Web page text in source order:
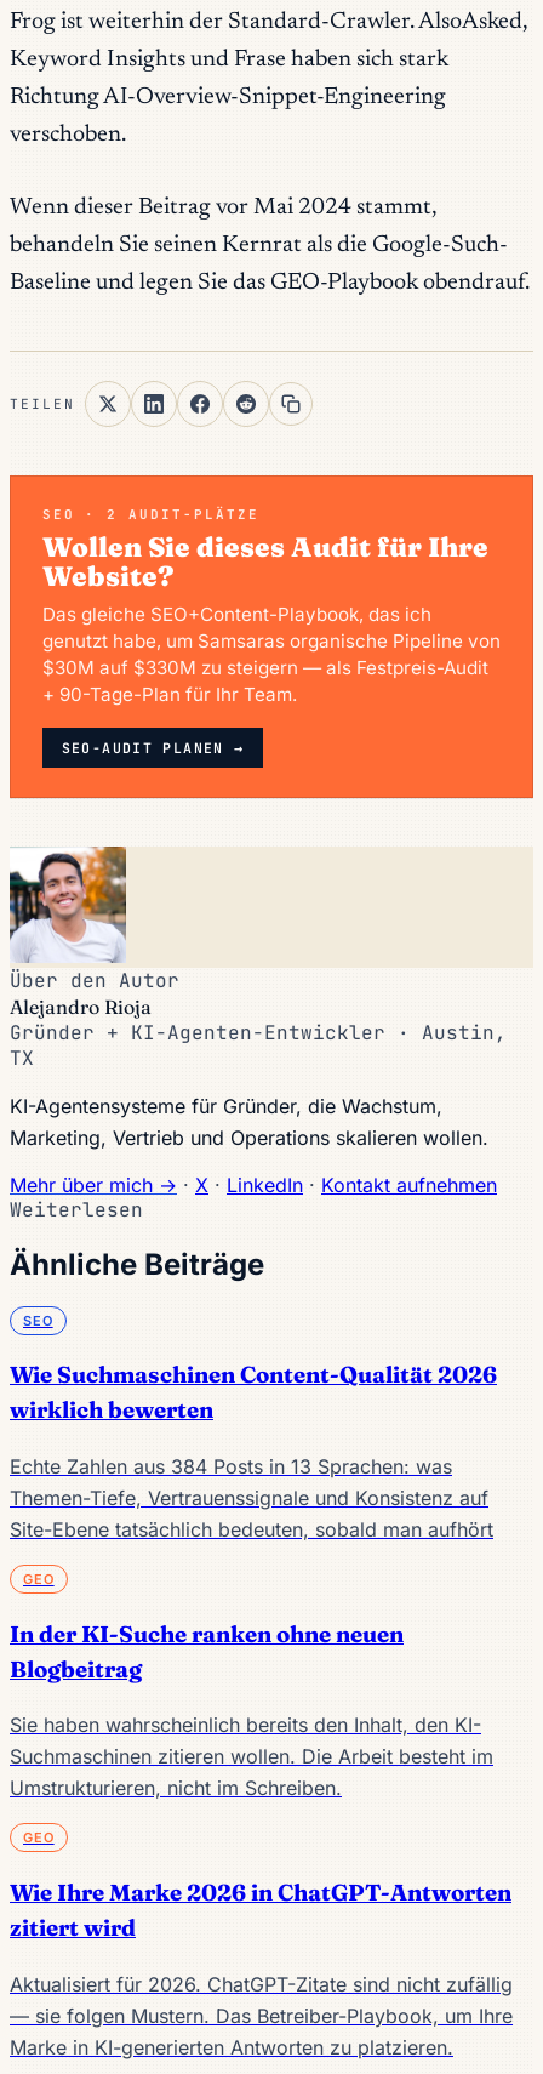
Frog ist weiterhin der Standard-Crawler. AlsoAsked,
Keyword Insights und Frase haben sich stark
Richtung AI-Overview-Snippet-Engineering
verschoben.
Wenn dieser Beitrag vor Mai 2024 stammt,
behandeln Sie seinen Kernrat als die Google-Such-
Baseline und legen Sie das GEO-Playbook obendrauf.
TEILEN
SEO · 2 AUDIT-PLÄTZE
Wollen Sie dieses Audit für Ihre
Website?
Das gleiche SEO+Content-Playbook, das ich
genutzt habe, um Samsaras organische Pipeline von
$30M auf $330M zu steigern — als Festpreis-Audit
+ 90-Tage-Plan für Ihr Team.
SEO-AUDIT PLANEN →
Über den Autor
Alejandro Rioja
Gründer + KI-Agenten-Entwickler · Austin,
TX
KI-Agentensysteme für Gründer, die Wachstum,
Marketing, Vertrieb und Operations skalieren wollen.
Mehr über mich → · X · LinkedIn · Kontakt aufnehmen
Weiterlesen
Ähnliche Beiträge
SEO
Wie Suchmaschinen Content-Qualität 2026
wirklich bewerten
Echte Zahlen aus 384 Posts in 13 Sprachen: was
Themen-Tiefe, Vertrauenssignale und Konsistenz auf
Site-Ebene tatsächlich bedeuten, sobald man aufhört
GEO
In der KI-Suche ranken ohne neuen
Blogbeitrag
Sie haben wahrscheinlich bereits den Inhalt, den KI-
Suchmaschinen zitieren wollen. Die Arbeit besteht im
Umstrukturieren, nicht im Schreiben.
GEO
Wie Ihre Marke 2026 in ChatGPT-Antworten
zitiert wird
Aktualisiert für 2026. ChatGPT-Zitate sind nicht zufällig
— sie folgen Mustern. Das Betreiber-Playbook, um Ihre
Marke in KI-generierten Antworten zu platzieren.